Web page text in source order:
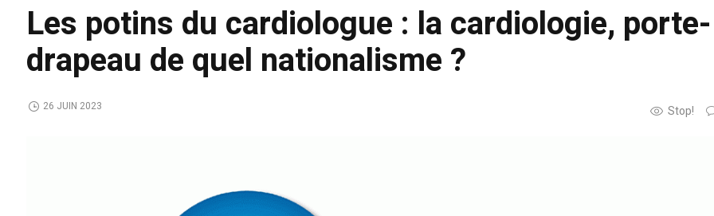
Les potins du cardiologue : la cardiologie, porte-
drapeau de quel nationalisme ?
Stop!
26 JUIN 2023